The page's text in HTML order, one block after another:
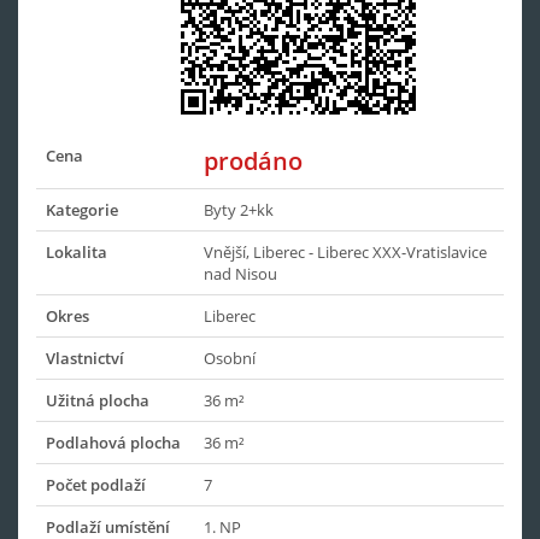
Cena prodáno
Kategorie
Byty 2+kk
Lokalita
Vnější, Liberec - Liberec XXX-Vratislavice
nad Nisou
Okres
Liberec
Vlastnictví
Osobní
Užitná plocha
36 m²
Podlahová plocha
36 m²
Počet podlaží
7
Podlaží umístění
1. NP